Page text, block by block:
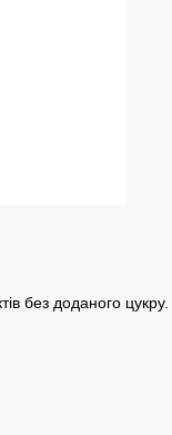
без доданого цукру.